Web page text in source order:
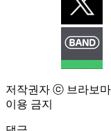
저작권자 ⓒ 브라보
이용 금지